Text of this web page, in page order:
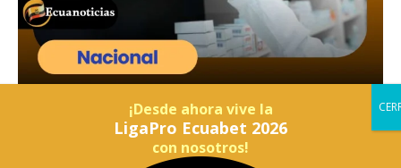
¡Desde ahora vive la
LigaPro Ecuabet 2026
con nosotros!